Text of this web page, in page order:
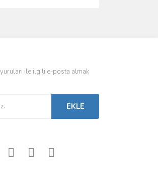
ile ilgili e-posta almak
EKLE